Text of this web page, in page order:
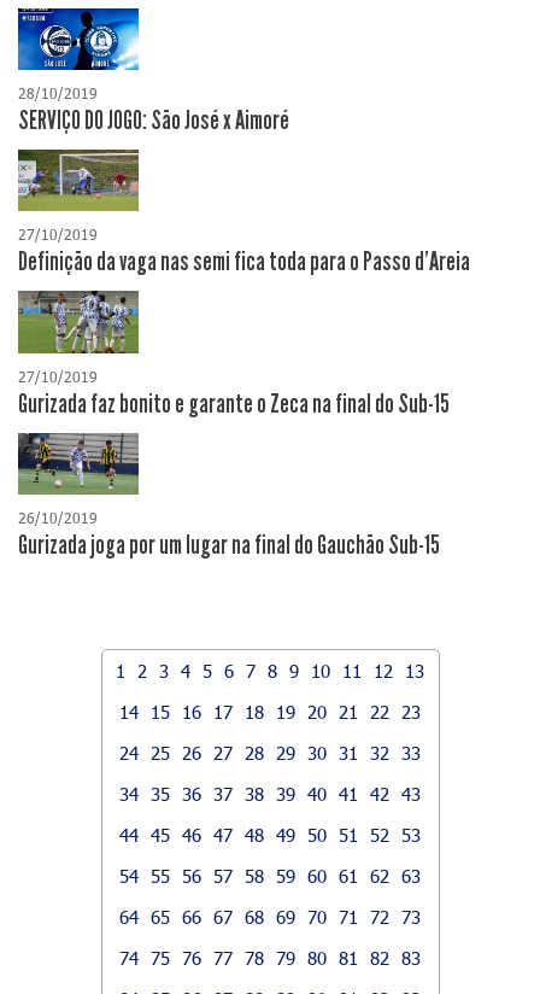
28/10/2019
SERVIÇO DO JOGO: São José x Aimoré
27/10/2019
Definição da vaga nas semi fica toda para o Passo d'Areia
27/10/2019
Gurizada faz bonito e garante o Zeca na final do Sub-15
26/10/2019
Gurizada joga por um lugar na final do Gauchão Sub-15
1 2 3 4 5 6 7 8 9 10 11 12
13
14
15 16 17 18 19 20 21 22
23
24
25 26 27 28 29 30 31 32
33
34 35 36 37 38 39 40 41 42
43
44 45 46 47 48 49 50 51 52
53
54 55 56 57 58 59 60 61 62
63
64 65 66 67 68 69 70 71 72
73
74 75 76 77 78 79 80 81 82
83